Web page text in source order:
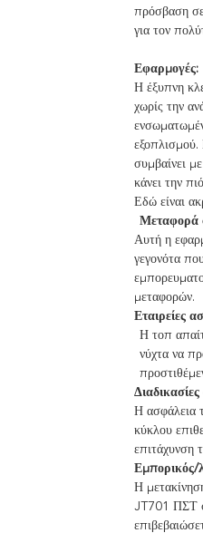
πρόσβαση σε
για τον
Εφαρμογές:
Η έξυπνη
χωρίς την
εξοπλισμού.
συμβαίνει
κάνει την
Εδώ είναι
Μεταφορά
Αυτή η
γεγονότα
μεταφορών.
Εταιρείες
Η τοπ
νύχτα να
Η ασφάλεια
κύκλου
επιτάχυνση
Εμπορικός/
Η
JT701 ΠΣΤ